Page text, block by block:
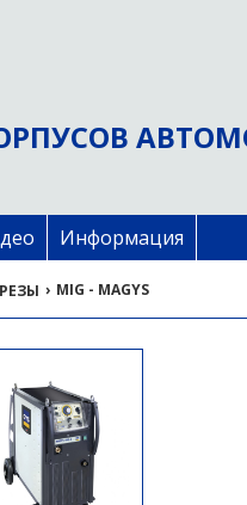
Информация
› MIG - MAGYS